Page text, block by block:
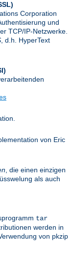
Corporation
und
TCP/IP-Netzwerke.
, d.h. HyperText
von Eric
, die einen einzigen
als auch
tar
werden in
von pkzip